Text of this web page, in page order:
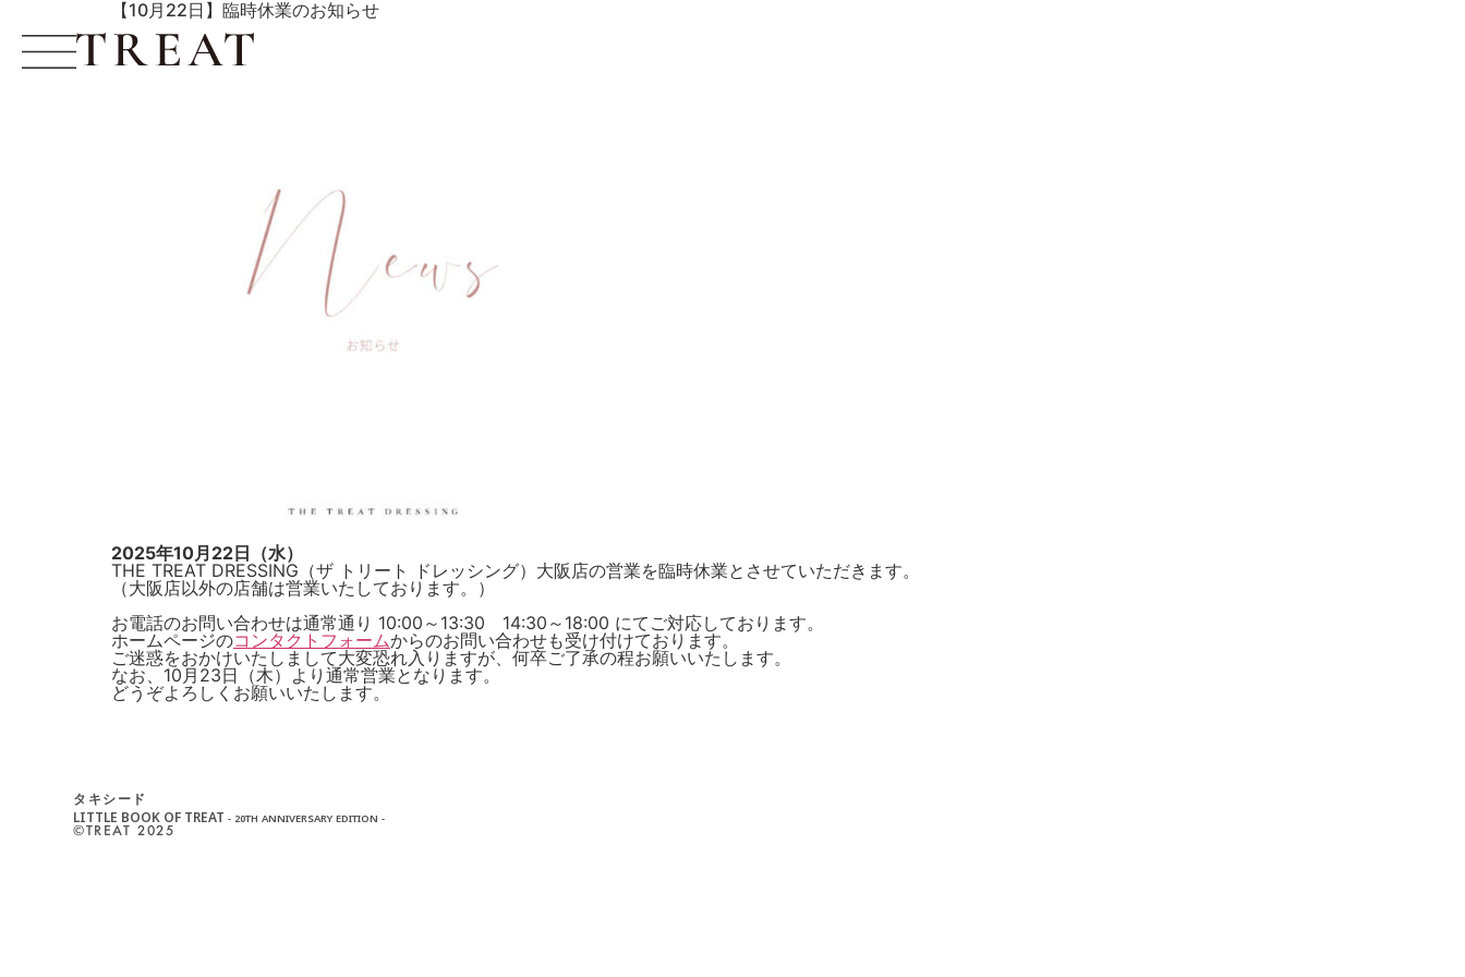
【10月22日】臨時休業のお知らせ
2025年10月22日（水）
THE TREAT DRESSING（ザ トリート ドレッシング）大阪店の営業を臨時休業とさせていただきます。
（大阪店以外の店舗は営業いたしております。）
お電話のお問い合わせは通常通り 10:00～13:30 14:30～18:00 にてご対応しております。
ホームページのコンタクトフォームからのお問い合わせも受け付けております。
ご迷惑をおかけいたしまして大変恐れ入りますが、何卒ご了承の程お願いいたします。
なお、10月23日（木）より通常営業となります。
どうぞよろしくお願いいたします。
タキシード
LITTLE BOOK OF TREAT- 20TH ANNIVERSARY EDITION -
©︎TREAT 2025